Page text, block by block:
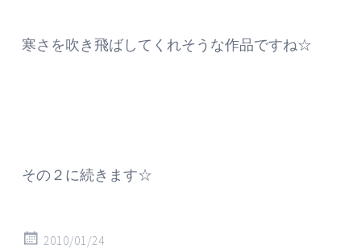
寒さを吹き飛ばしてくれそうな作品ですね☆
その２に続きます☆
2010/01/24